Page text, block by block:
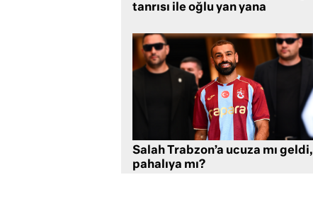
tanrısı ile oğlu yan yana
Salah Trabzon’a ucuza mı geldi,
pahalıya mı?